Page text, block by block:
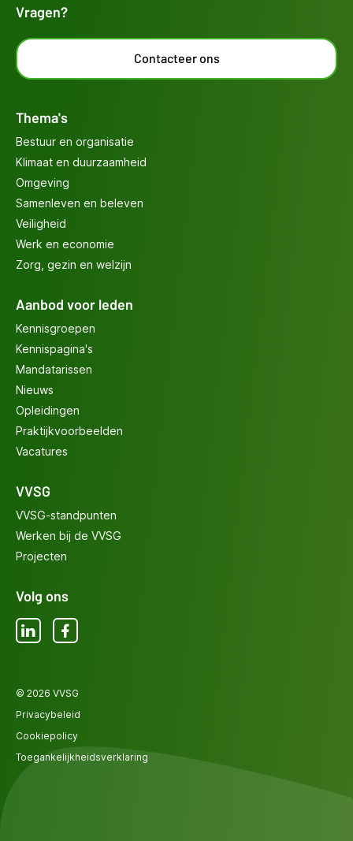
Vragen?
Contacteer ons
Thema's
Bestuur en organisatie
Klimaat en duurzaamheid
Omgeving
Samenleven en beleven
Veiligheid
Werk en economie
Zorg, gezin en welzijn
Aanbod voor leden
Kennisgroepen
Kennispagina's
Mandatarissen
Nieuws
Opleidingen
Praktijkvoorbeelden
Vacatures
VVSG
VVSG-standpunten
Werken bij de VVSG
Projecten
Volg ons
LinkedInFacebook
© 2026 VVSG
Privacybeleid
Cookiepolicy
Toegankelijkheidsverklaring